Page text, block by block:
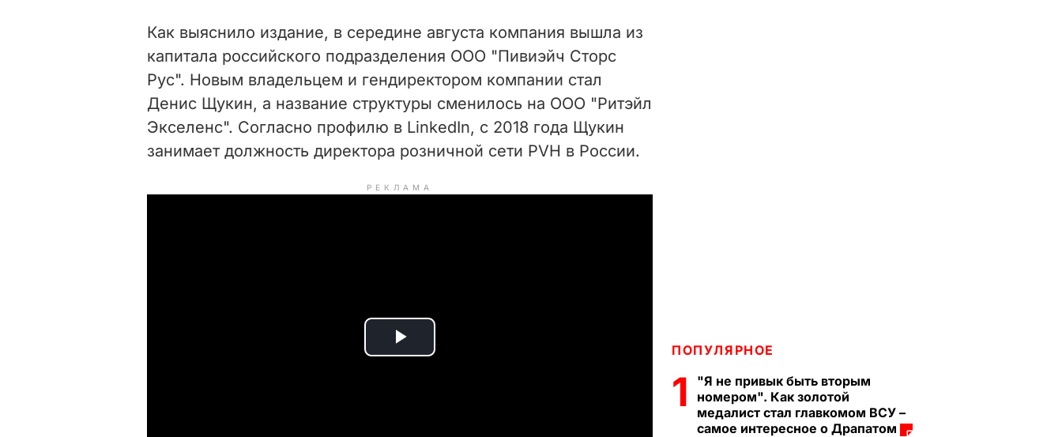
Как выяснило издание, в середине августа компания вышла из
капитала российского подразделения ООО "Пивиэйч Сторс
Рус". Новым владельцем и гендиректором компании стал
Денис Щукин, а название структуры сменилось на ООО "Ритэйл
Экселенс". Согласно профилю в LinkedIn, с 2018 года Щукин
занимает должность директора розничной сети PVH в России.
РЕКЛАМА
P
ПОПУЛЯРНОЕ
1
"Я не привык быть вторым
номером". Как золотой
медалист стал главкомом ВСУ –
самое интересное о Драпатом